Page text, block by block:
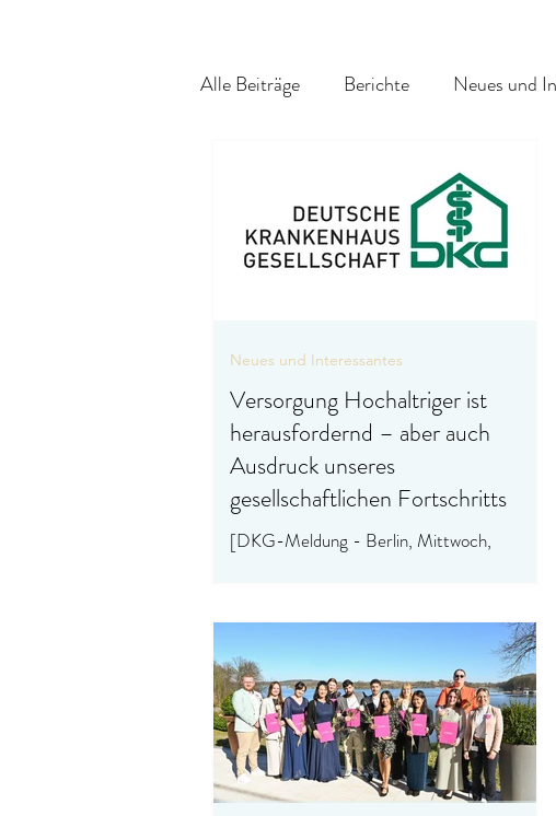
Alle Beiträge Berichte Neues und
Versorgung Hochaltriger ist
herausfordernd – aber auch
Ausdruck unseres
gesellschaftlichen Fortschritts
[DKG-Meldung - Berlin, Mittwoch,
Veröffentlichung des Krankenhaus-Reports
Neues und Interessantes